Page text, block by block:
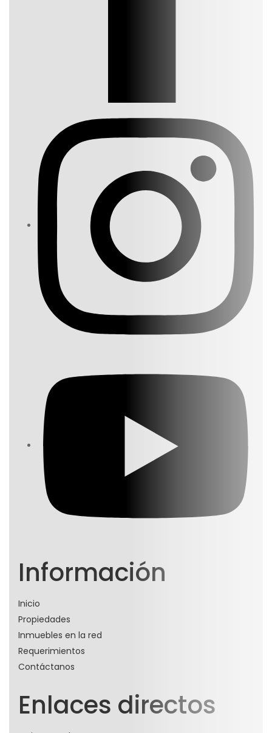
Información
Inicio
Propiedades
Inmuebles en la red
Requerimientos
Contáctanos
Enlaces directos